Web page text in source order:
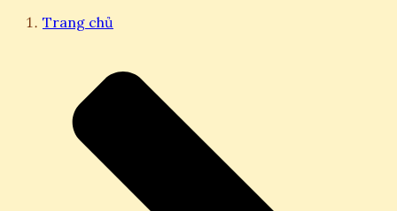
Trang chủ